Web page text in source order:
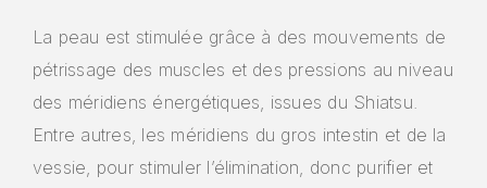
La peau est stimulée grâce à des mouvements de
pétrissage des muscles et des pressions au niveau
des méridiens énergétiques, issues du Shiatsu.
Entre autres, les méridiens du gros intestin et de la
vessie, pour stimuler l’élimination, donc purifier et
site web, en
la façon dont
il est utilisé.
Expérience